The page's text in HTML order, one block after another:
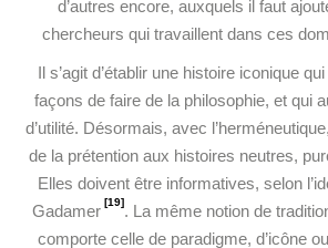
d’autres encore, auxquels il faut
chercheurs qui travaillent dans ces
Il s’agit d’établir une histoire iconique
façons de faire de la philosophie, et qui
d’utilité. Désormais, avec
de la prétention aux histoires neutres,
Elles doivent être informatives, selon
Gadamer [19]. La même notion de
comporte celle de paradigme, d’icône